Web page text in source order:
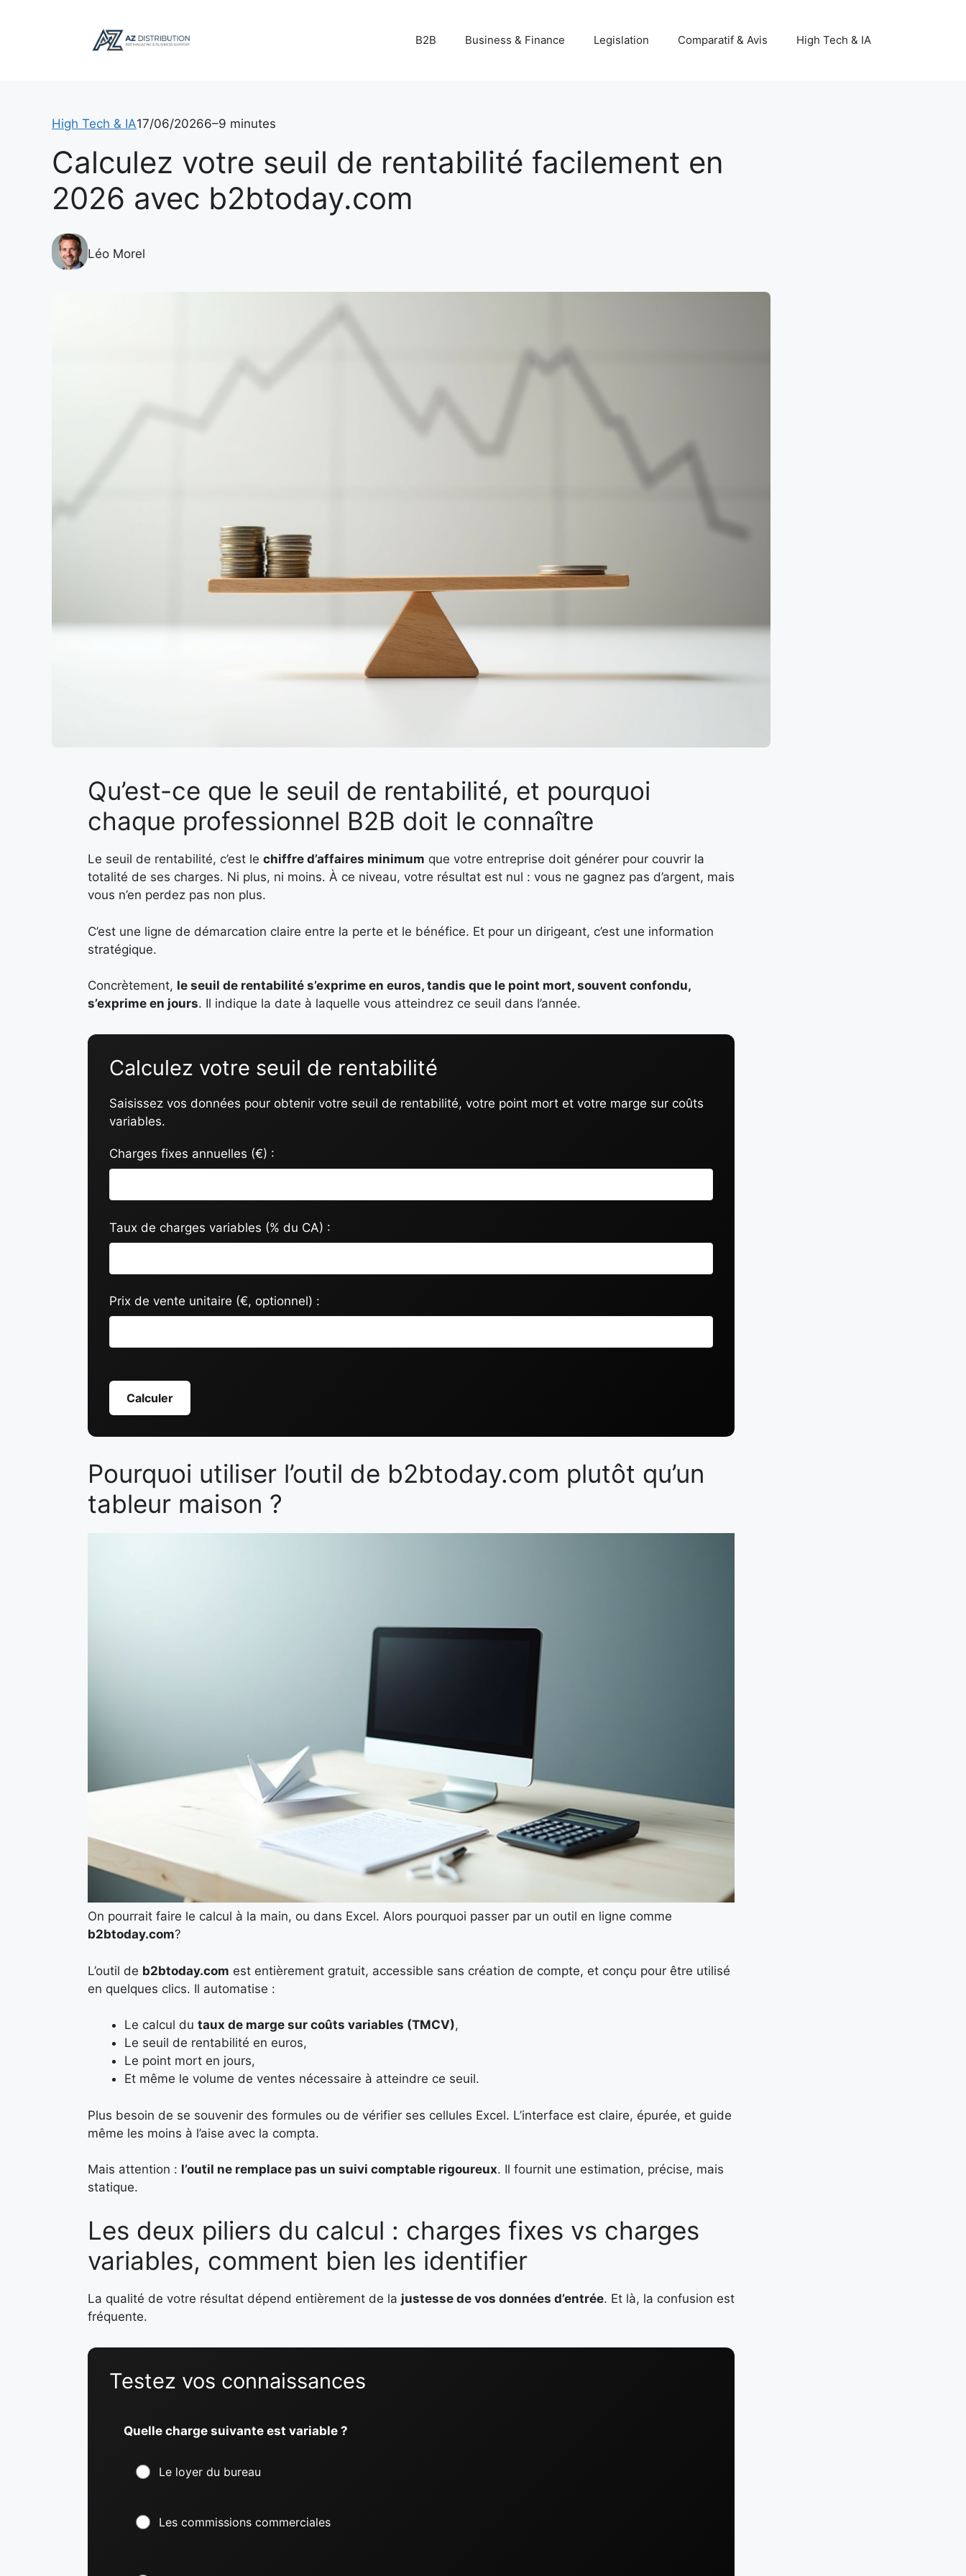
B2B Business & Finance Legislation Comparatif & Avis High Tech & IA
High Tech & IA17/06/20266–9 minutes
Calculez votre seuil de rentabilité facilement en
2026 avec b2btoday.com
Léo Morel
Qu’est-ce que le seuil de rentabilité, et pourquoi
chaque professionnel B2B doit le connaître
Le seuil de rentabilité, c’est le chiffre d’affaires minimum que votre entreprise doit générer pour couvrir la
totalité de ses charges. Ni plus, ni moins. À ce niveau, votre résultat est nul : vous ne gagnez pas d’argent, mais
vous n’en perdez pas non plus.
C’est une ligne de démarcation claire entre la perte et le bénéfice. Et pour un dirigeant, c’est une information
stratégique.
Concrètement, le seuil de rentabilité s’exprime en euros, tandis que le point mort, souvent confondu,
s’exprime en jours. Il indique la date à laquelle vous atteindrez ce seuil dans l’année.
Calculez votre seuil de rentabilité
Saisissez vos données pour obtenir votre seuil de rentabilité, votre point mort et votre marge sur coûts
variables.
Charges fixes annuelles (€) :
Taux de charges variables (% du CA) :
Prix de vente unitaire (€, optionnel) :
Calculer
Pourquoi utiliser l’outil de b2btoday.com plutôt qu’un
tableur maison ?
On pourrait faire le calcul à la main, ou dans Excel. Alors pourquoi passer par un outil en ligne comme
b2btoday.com?
L’outil de b2btoday.com est entièrement gratuit, accessible sans création de compte, et conçu pour être utilisé
en quelques clics. Il automatise :
Le calcul du taux de marge sur coûts variables (TMCV),
Le seuil de rentabilité en euros,
Le point mort en jours,
Et même le volume de ventes nécessaire à atteindre ce seuil.
Plus besoin de se souvenir des formules ou de vérifier ses cellules Excel. L’interface est claire, épurée, et guide
même les moins à l’aise avec la compta.
Mais attention : l’outil ne remplace pas un suivi comptable rigoureux. Il fournit une estimation, précise, mais
statique.
Les deux piliers du calcul : charges fixes vs charges
variables, comment bien les identifier
La qualité de votre résultat dépend entièrement de la justesse de vos données d’entrée. Et là, la confusion est
fréquente.
Testez vos connaissances
Quelle charge suivante est variable ?
Le loyer du bureau
Les commissions commerciales